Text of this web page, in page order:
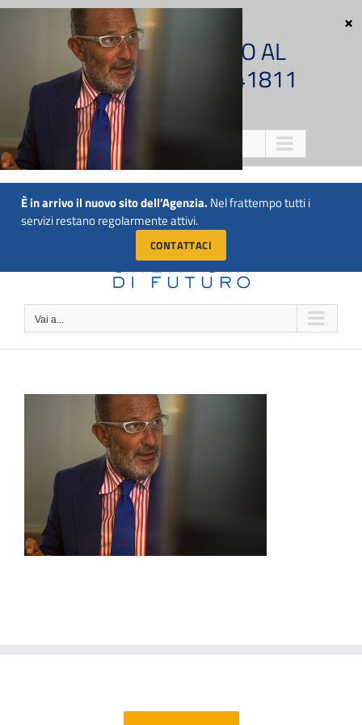
Salta
CHIAMACI SUBITO AL
NUMERO 011 5741811
Vai a...
Vai a...
È in arrivo il nuovo sito dell’Agenzia. Nel frattempo tutti i
servizi restano regolarmente attivi.
CONTATTACI